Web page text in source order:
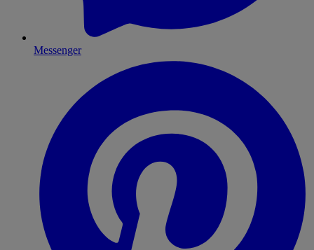
Messenger